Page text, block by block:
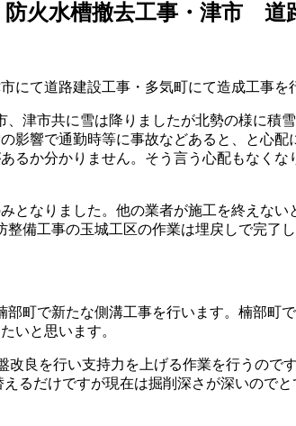
火水槽撤去工事・津市 道
て道路建設工事・多気町にて造成工事を
津市共に雪は降りましたが北勢の様に積
影響で通勤時等に事故などあると、と心
るか分かりません。そう言う心配もなく
となりました。他の業者が施工を終えな
備工事の玉城工区の作業は埋戻しで完了
町で新たな側溝工事を行います。楠部町
いと思います。
良を行い支持力を上げる作業を行うので
るだけですが現在は掘削深さが深いので